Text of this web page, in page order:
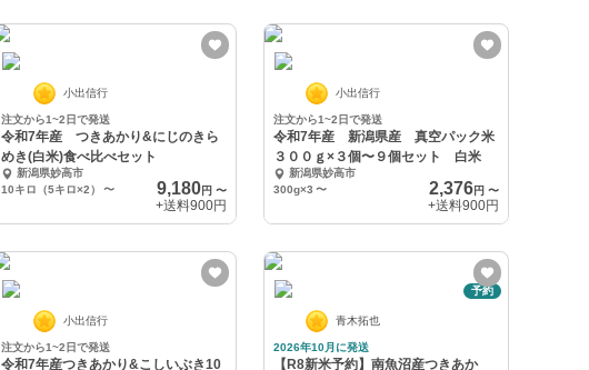
小出信行
注文から1~2日で発送
令和7年産 つきあかり&にじのきら
めき(白米)食べ比べセット
新潟県妙高市
10キロ（5キロ×2）
〜 9,180円〜
+送料900円
小出信行
注文から1~2日で発送
令和7年産 新潟県産 真空パック米
３００ｇ×３個〜９個セット 白米
新潟県妙高市
300g×3 〜 2,376円 〜
+送料900円
小出信行
注文から1~2日で発送
令和7年産つきあかり&こしいぶき10
予約
青木拓也
2026年10月に発送
【R8新米予約】南魚沼産つきあか